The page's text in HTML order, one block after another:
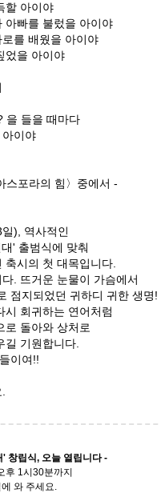
할 아이야
아빠를 불렀을 아이야
를 배웠을 아이야
었을 아이야
을 들을 때마다
이야
스포라의 힘〉중에서 -
), 역사적인
' 출범식에 맞춰
축시의 첫 대목입니다.
. 뜨거운 눈물이 가슴에서
점지되었던 귀하디 귀한 생명!
시 회귀하는 연어처럼
로 돌아와 상처로
길 기원합니다.
이여!!
창립식, 오늘 열립니다 -
후 1시30분까지
와 주세요.